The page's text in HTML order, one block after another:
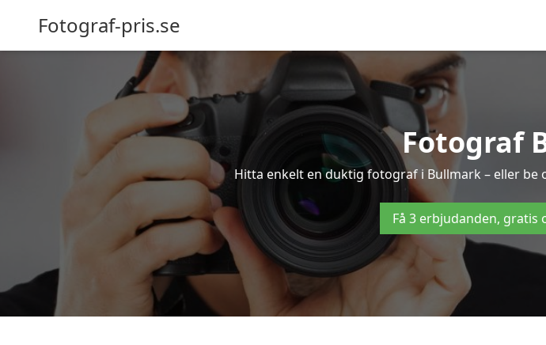
Fotograf-pris.se
Fotograf
Hitta enkelt en duktig fotograf i Bullmark – eller
Få 3 erbjudanden,